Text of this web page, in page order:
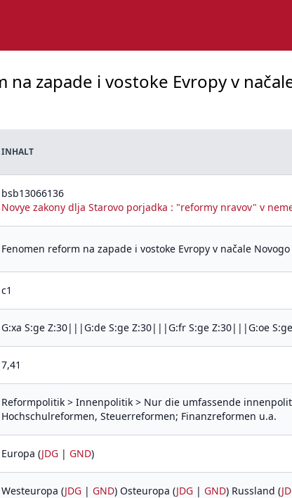
zapade i vostoke Evropy v
INHALT
bsb13066136
Novye zakony dlja Starovo porjadka : "reformy nravov" v
Fenomen reform na zapade i vostoke Evropy v načale
c1
G:xa S:ge Z:30|||G:de S:ge Z:30|||G:fr S:ge Z:30|||G:oe
7,41
Reformpolitik > Innenpolitik > Nur die umfassende
Hochschulreformen, Steuerreformen; Finanzreformen u.a.
Europa (JDG | GND)
Westeuropa (JDG | GND) Osteuropa (JDG | GND) Russland (